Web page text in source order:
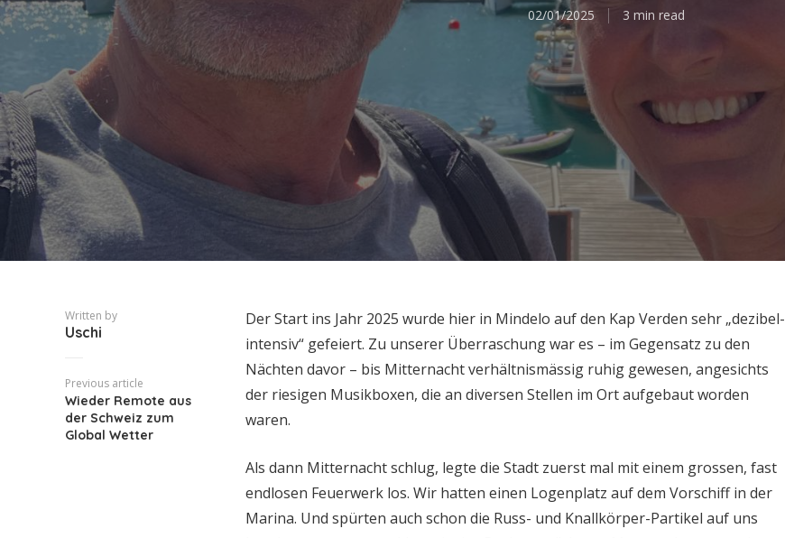
02/01/2025 3 min read
Written by
Uschi
Previous article
Wieder Remote aus
der Schweiz zum
Global Wetter
Der Start ins Jahr 2025 wurde hier in Mindelo auf den Kap Verden sehr „dezibel-
intensiv“ gefeiert. Zu unserer Überraschung war es – im Gegensatz zu den
Nächten davor – bis Mitternacht verhältnismässig ruhig gewesen, angesichts
der riesigen Musikboxen, die an diversen Stellen im Ort aufgebaut worden
waren.
Als dann Mitternacht schlug, legte die Stadt zuerst mal mit einem grossen, fast
endlosen Feuerwerk los. Wir hatten einen Logenplatz auf dem Vorschiff in der
Marina. Und spürten auch schon die Russ- und Knallkörper-Partikel auf uns